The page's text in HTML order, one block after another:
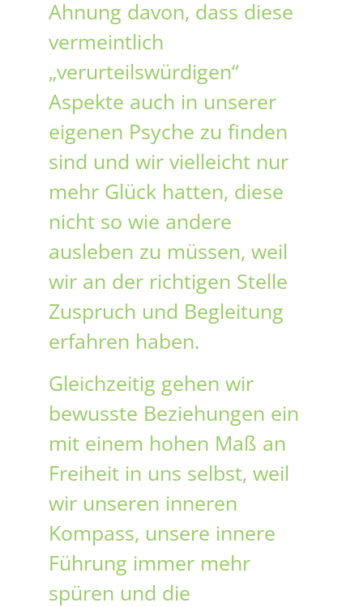
Ahnung davon, dass diese
vermeintlich
„verurteilswürdigen“
Aspekte auch in unserer
eigenen Psyche zu finden
sind und wir vielleicht nur
mehr Glück hatten, diese
nicht so wie andere
ausleben zu müssen, weil
wir an der richtigen Stelle
Zuspruch und Begleitung
erfahren haben.
Gleichzeitig gehen wir
bewusste Beziehungen ein
mit einem hohen Maß an
Freiheit in uns selbst, weil
wir unseren inneren
Kompass, unsere innere
Führung immer mehr
spüren und die